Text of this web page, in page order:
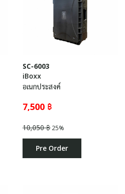
SC-6003
iBoxx
อเนกประสงค์
7,500 ฿
10,050 ฿25%
Pre Order